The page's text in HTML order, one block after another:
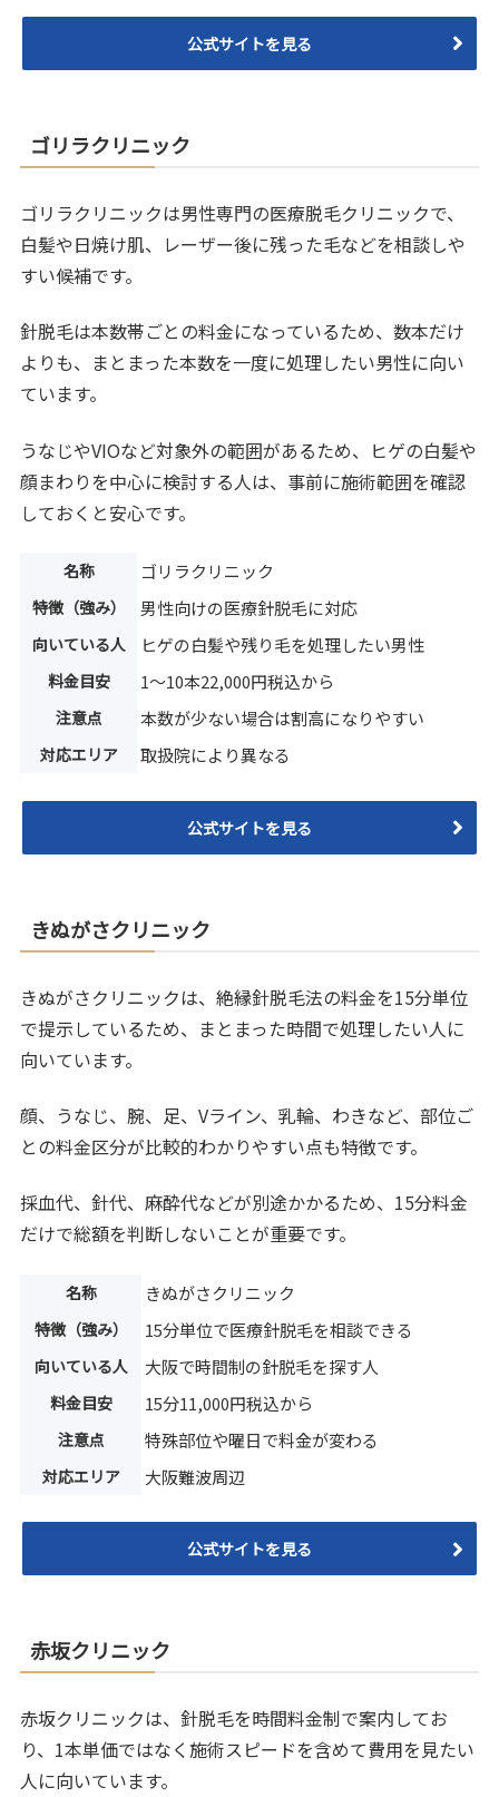
公式サイトを見る
ゴリラクリニック
ゴリラクリニックは男性専門の医療脱毛クリニックで、
白髪や日焼け肌、レーザー後に残った毛などを相談しや
すい候補です。
針脱毛は本数帯ごとの料金になっているため、数本だけ
よりも、まとまった本数を一度に処理したい男性に向い
ています。
うなじやVIOなど対象外の範囲があるため、ヒゲの白髪や
顔まわりを中心に検討する人は、事前に施術範囲を確認
しておくと安心です。
名称 ゴリラクリニック
特徴（強み） 男性向けの医療針脱毛に対応
向いている人 ヒゲの白髪や残り毛を処理したい男性
料金目安 1〜10本22,000円税込から
注意点 本数が少ない場合は割高になりやすい
対応エリア 取扱院により異なる
公式サイトを見る
きぬがさクリニック
きぬがさクリニックは、絶縁針脱毛法の料金を15分単位
で提示しているため、まとまった時間で処理したい人に
向いています。
顔、うなじ、腕、足、Vライン、乳輪、わきなど、部位ご
との料金区分が比較的わかりやすい点も特徴です。
採血代、針代、麻酔代などが別途かかるため、15分料金
だけで総額を判断しないことが重要です。
名称 きぬがさクリニック
特徴（強み） 15分単位で医療針脱毛を相談できる
向いている人 大阪で時間制の針脱毛を探す人
料金目安 15分11,000円税込から
注意点 特殊部位や曜日で料金が変わる
対応エリア 大阪難波周辺
公式サイトを見る
赤坂クリニック
赤坂クリニックは、針脱毛を時間料金制で案内してお
り、1本単価ではなく施術スピードを含めて費用を見たい
人に向いています。